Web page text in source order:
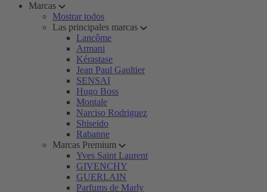
Marcas
Mostrar todos
Las principales marcas
Lancôme
Armani
Kérastase
Jean Paul Gaultier
SENSAI
Hugo Boss
Montale
Narciso Rodriguez
Shiseido
Rabanne
Marcas Premium
Yves Saint Laurent
GIVENCHY
GUERLAIN
Parfums de Marly